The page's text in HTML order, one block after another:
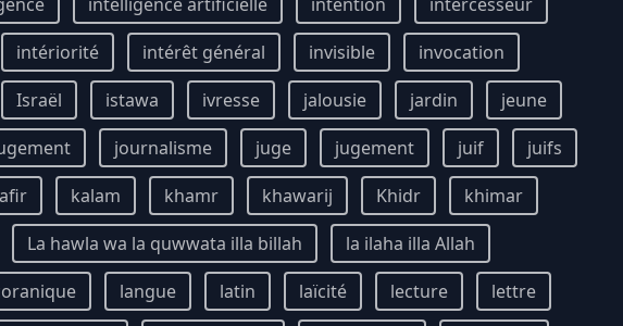
intériorité intérêt général invisible
invocation
Israël istawa ivresse jalousie jardin
jeune
journalisme juge jugement juif
juifs
kalam khamr khawarij Khidr
khimar
La hawla wa la quwwata illa billah
la ilaha illa Allah
langue latin laïcité lecture lettre